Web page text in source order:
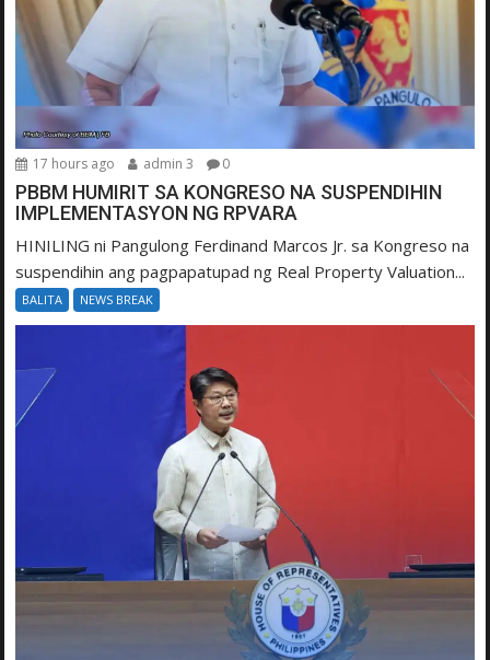
17 hours ago admin 3 0
PBBM HUMIRIT SA KONGRESO NA SUSPENDIHIN
IMPLEMENTASYON NG RPVARA
HINILING ni Pangulong Ferdinand Marcos Jr. sa Kongreso na
suspendihin ang pagpapatupad ng Real Property Valuation...
BALITA NEWS BREAK